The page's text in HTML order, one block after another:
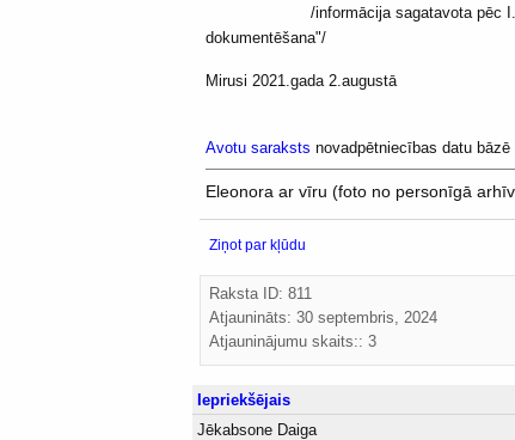
/informācija sagatavota pēc
dokumentēšana"/
Mirusi 2021.gada 2.augustā
Avotu saraksts novadpētniecības datu bāzē
Eleonora ar vīru (foto no personīgā
Ziņot par kļūdu
Raksta ID: 811
Atjaunināts: 30 septembris, 2024
Atjauninājumu skaits:: 3
Iepriekšējais
Jēkabsone Daiga